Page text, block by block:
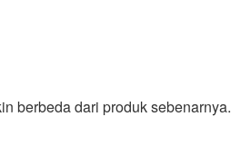
berbeda dari produk sebenarnya.